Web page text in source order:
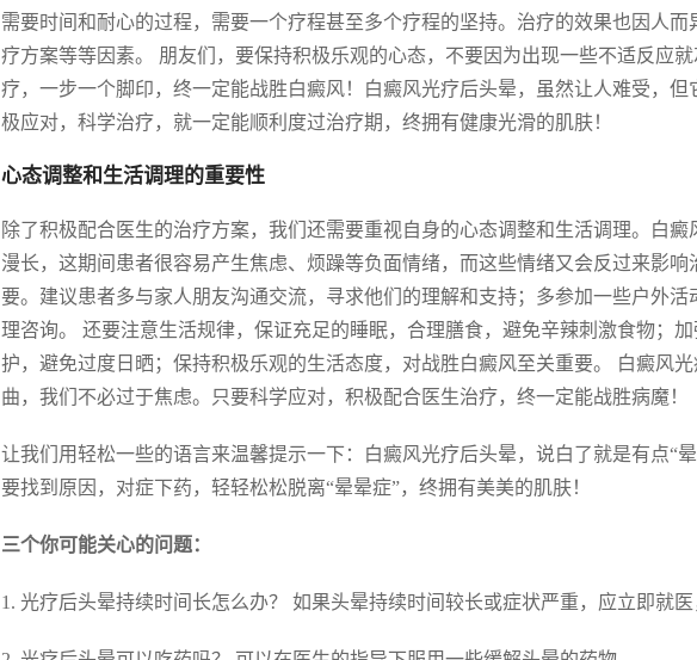
需要时间和耐心的过程，需要一个疗程甚至多个疗程的坚持。治疗的效果也因人
疗方案等等因素。 朋友们，要保持积极乐观的心态，不要因为出现一些不适反应
疗，一步一个脚印，终一定能战胜白癜风！白癜风光疗后头晕，虽然让人难受，
极应对，科学治疗，就一定能顺利度过治疗期，终拥有健康光滑的肌肤！
心态调整和生活调理的重要性
除了积极配合医生的治疗方案，我们还需要重视自身的心态调整和生活调理。白
漫长，这期间患者很容易产生焦虑、烦躁等负面情绪，而这些情绪又会反过来影
要。建议患者多与家人朋友沟通交流，寻求他们的理解和支持；多参加一些户外
理咨询。 还要注意生活规律，保证充足的睡眠，合理膳食，避免辛辣刺激食物；
护，避免过度日晒；保持积极乐观的生活态度，对战胜白癜风至关重要。 白癜风
曲，我们不必过于焦虑。只要科学应对，积极配合医生治疗，终一定能战胜病魔！
让我们用轻松一些的语言来温馨提示一下：白癜风光疗后头晕，说白了就是有点“
要找到原因，对症下药，轻轻松松脱离“晕晕症”，终拥有美美的肌肤！
三个你可能关心的问题：
1. 光疗后头晕持续时间长怎么办？ 如果头晕持续时间较长或症状严重，应立即就医